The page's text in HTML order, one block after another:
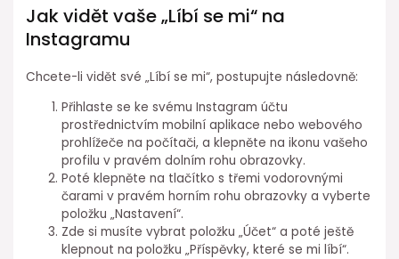
Jak vidět vaše „Líbí se mi“ na
Instagramu
Chcete-li vidět své „Líbí se mi“, postupujte následovně:
Přihlaste se ke svému Instagram účtu
prostřednictvím mobilní aplikace nebo webového
prohlížeče na počítači, a klepněte na ikonu vašeho
profilu v pravém dolním rohu obrazovky.
Poté klepněte na tlačítko s třemi vodorovnými
čarami v pravém horním rohu obrazovky a vyberte
položku „Nastavení“.
Zde si musíte vybrat položku „Účet“ a poté ještě
klepnout na položku „Příspěvky, které se mi líbí“.